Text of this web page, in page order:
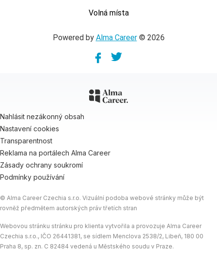
Volná místa
Powered by Alma Career© 2026
Facebook
Twitter
Nahlásit nezákonný obsah
Nastavení cookies
Transparentnost
Reklama na portálech Alma Career
Zásady ochrany soukromí
Podmínky používání
© Alma Career Czechia s.r.o. Vizuální podoba webové stránky může být
rovněž předmětem autorských práv třetích stran
Webovou stránku stránku pro klienta vytvořila a provozuje Alma Career
Czechia s.r.o., IČO 26441381, se sídlem Menclova 2538/2, Libeň, 180 00
Praha 8, sp. zn. C 82484 vedená u Městského soudu v Praze.